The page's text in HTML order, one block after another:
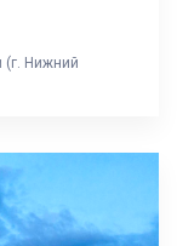
(г. Нижний